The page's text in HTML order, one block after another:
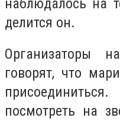
делится он.
Организаторы
говорят, что
посмотреть на